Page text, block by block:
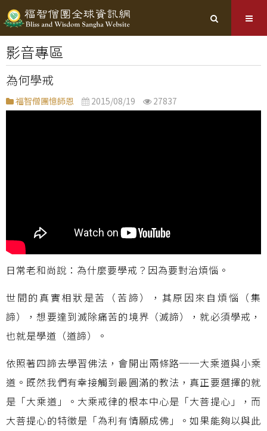
影音專區
為何學戒
福智僧團憶師恩 2015/08/19 27837
日常老和尚說：為什麼要學戒？因為要對治煩惱。
世間的真實相狀是苦（苦諦），其原因來自煩惱（集
諦），想要達到滅除痛苦的境界（滅諦），就必須學戒，
也就是學道（道諦）。
依照著四諦去學習佛法，會開出兩條路──大乘道與小乘
道。既然我們有幸接觸到最圓滿的教法，真正要選擇的就
是「大乘道」。大乘戒律的根本中心是「大菩提心」，而
大菩提心的特徵是「為利有情願成佛」。如果能夠以與此